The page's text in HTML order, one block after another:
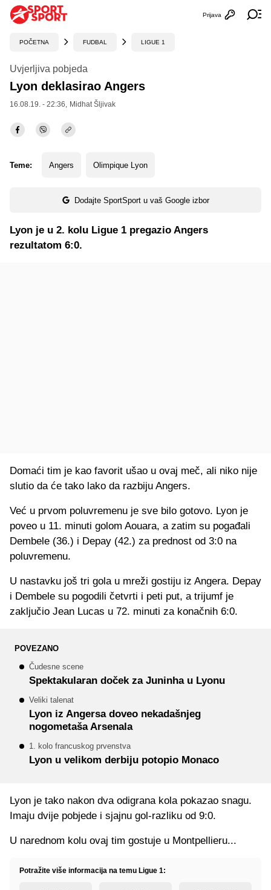
Otvori
Prijava
POČETNA FUDBAL LIGUE 1
Uvjerljiva pobjeda
Lyon deklasirao Angers
16.08.19. - 22:36, Midhat Šljivak
Teme: Angers Olimpique Lyon
Dodajte SportSport u vaš Google izbor
Lyon je u 2. kolu Ligue 1 pregazio Angers
rezultatom 6:0.
Domaći tim je kao favorit ušao u ovaj meč, ali niko nije
slutio da će tako lako da razbiju Angers.
Već u prvom poluvremenu je sve bilo gotovo. Lyon je
poveo u 11. minuti golom Aouara, a zatim su pogađali
Dembele (36.) i Depay (42.) za prednost od 3:0 na
poluvremenu.
U nastavku još tri gola u mreži gostiju iz Angera. Depay
i Dembele su pogodili četvrti i peti put, a trijumf je
zaključio Jean Lucas u 72. minuti za konačnih 6:0.
POVEZANO
Čudesne scene
Spektakularan doček za Juninha u Lyonu
Veliki talenat
Lyon iz Angersa doveo nekadašnjeg
nogometaša Arsenala
1. kolo francuskog prvenstva
Lyon u velikom derbiju potopio Monaco
Lyon je tako nakon dva odigrana kola pokazao snagu.
Imaju dvije pobjede i sjajnu gol-razliku od 9:0.
U narednom kolu ovaj tim gostuje u Montpellieru...
Potražite više informacija na temu Ligue 1: